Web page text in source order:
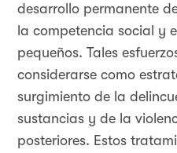
desarrollo permanente
la competencia social y
pequeños. Tales
considerarse como
surgimiento de la
sustancias y de la
posteriores. Estos